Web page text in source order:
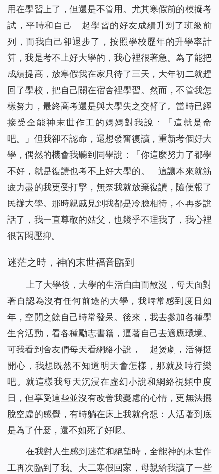
用在學習上了，但還是不管用。尤其寒假前的模擬考
試，平時和自己一起學習的好友成績升到了班級前
列，而我自己卻退步了，按照學校歷年的升學率計
算，我是考不上好大學的，我心裡很著急。為了能把
成績提高，放寒假我在家只待了三天，大年初二就趕
回了學校，把自己關在宿舍裡學習。然而，不管我怎
樣努力，最終高考還是與大學失之交臂了。當時已經
接受全能神末世作工的媽媽對我說：「這就是命
吧。」但我卻不認命，還想發奮復讀，重新考個好大
學，偶然的機會我聽到同學說：「你這麼努力了都學
不好，就是復讀也考不上好大學的。」這讓本來就筋
疲力盡的我更受打擊，無奈我就放棄復讀，隨便報了
民辦大學。那時親戚見到我都是冷臉相待，不再多說
話了，我一直尊敬的姑父，也幾乎不理我了，我心裡
很苦悶壓抑。
迷茫之時，神的末世福音臨到
上了大學後，大學的生活自由而散漫，每天面對
著自認為沒有任何前途的大學，我時常感到度日如
年，空閒之餘自己時常發呆。後來，我去參加各種學
生會活動，看各種勵志書籍，逼著自己去適應環境。
可我看到舍友們每天看網絡小說，一起煲劇，活得挺
開心，我想既然不知道明天會怎樣，那就及時行樂
吧。就這樣我每天沉浸在虛幻小說和網絡視頻中度
日，但享受這些並沒有改善我憂慮的心情，更無法擺
脫空虛的感覺，有時躺在床上我就會想：人活著到底
是為了什麼，還不如死了好呢。
在我對人生感到迷茫和絕望時，全能神的末世作
工再次臨到了我。大二寒假回家，母親給我讀了一些